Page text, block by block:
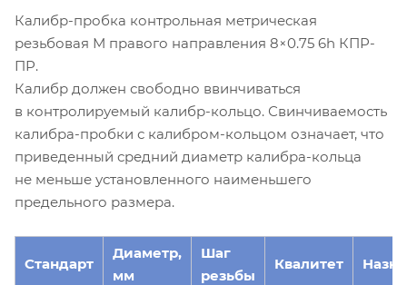
Калибр-пробка контрольная метрическая
резьбовая М правого направления 8×0.75 6h КПР-
ПР.
Калибр должен свободно ввинчиваться
в контролируемый калибр-кольцо. Свинчиваемость
калибра-пробки с калибром-кольцом означает, что
приведенный средний диаметр калибра-кольца
не меньше установленного наименьшего
предельного размера.
Стандарт
Диаметр,
мм
Шаг
резьбы
Квалитет